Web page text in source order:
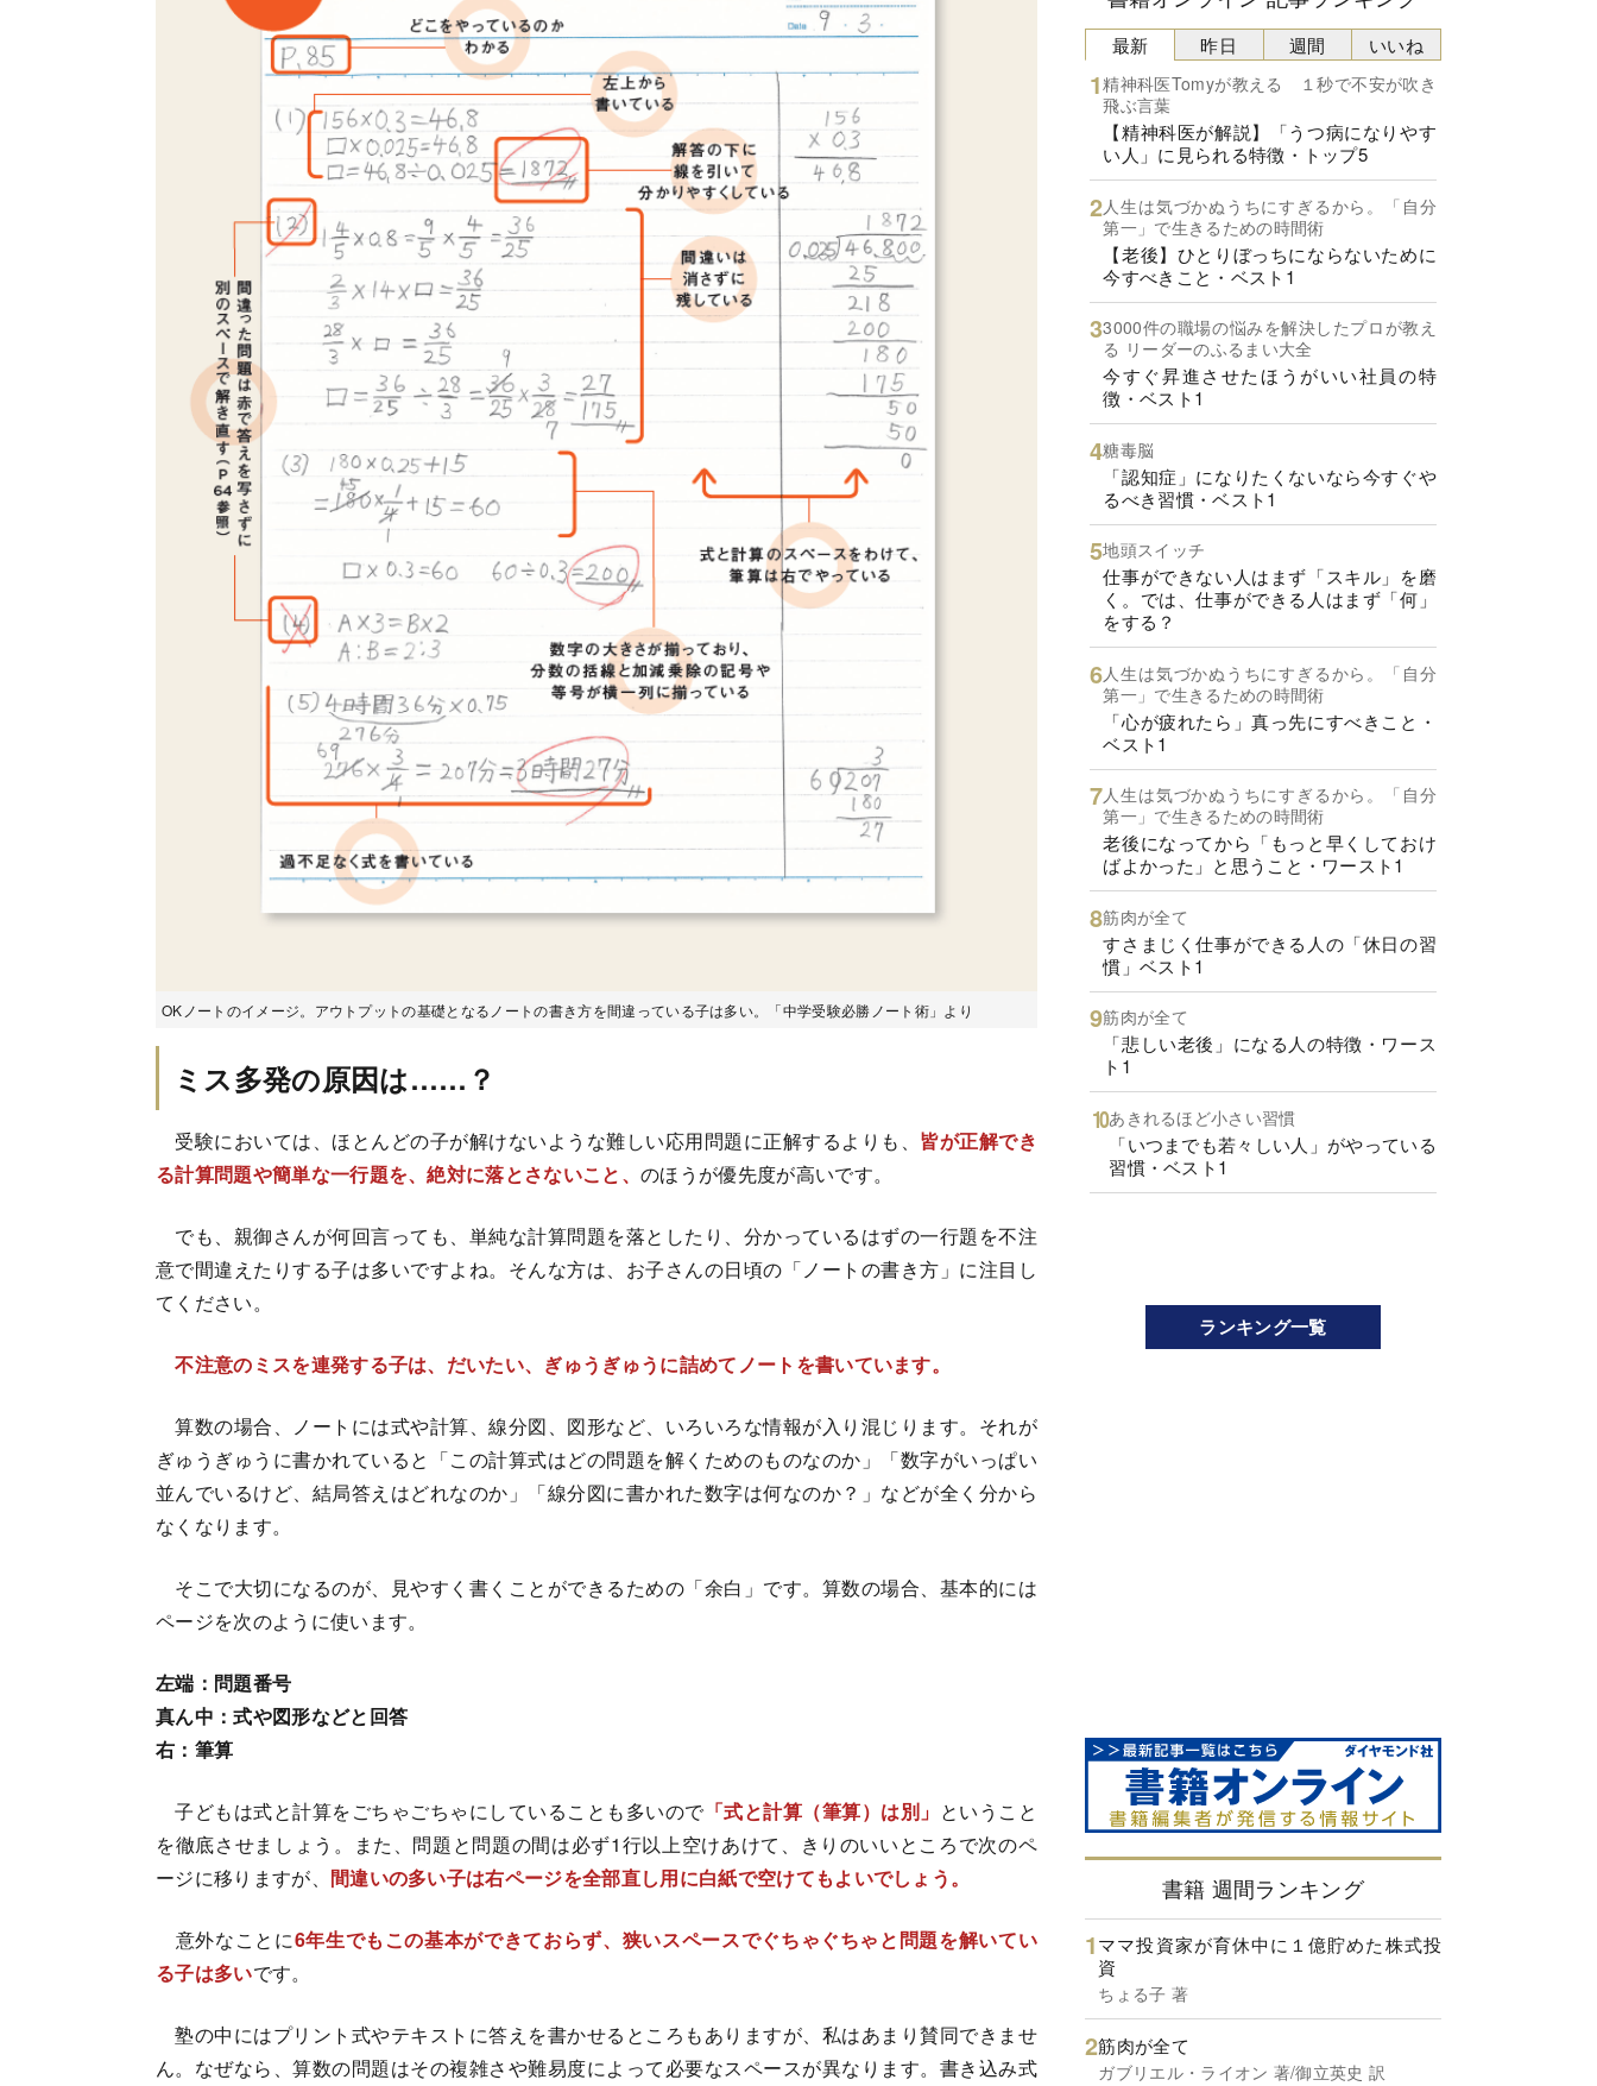
OKノートのイメージ。アウトプットの基礎となるノートの書き方を間違っている子は多い。「中学受験必勝ノート術」より
ミス多発の原因は……？
受験においては、ほとんどの子が解けないような難しい応用問題に正解するよりも、 皆が正解でき
る計算問題や簡単な一行題を、絶対に落とさないこと、 のほうが優先度が高いです。
でも、親御さんが何回言っても、単純な計算問題を落としたり、分かっているはずの一行題を不注
意で間違えたりする子は多いですよね。そんな方は、お子さんの日頃の「ノートの書き方」に注目し
てください。
不注意のミスを連発する子は、だいたい、ぎゅうぎゅうに詰めてノートを書いています。
算数の場合、ノートには式や計算、線分図、図形など、いろいろな情報が入り混じります。それが
ぎゅうぎゅうに書かれていると「この計算式はどの問題を解くためのものなのか」「数字がいっぱい
並んでいるけど、結局答えはどれなのか」「線分図に書かれた数字は何なのか？」などが全く分から
なくなります。
そこで大切になるのが、見やすく書くことができるための「余白」です。算数の場合、基本的には
ページを次のように使います。
左端：問題番号
真ん中：式や図形などと回答
右：筆算
子どもは式と計算をごちゃごちゃにしていることも多いので「式と計算（筆算）は別」 ということ
を徹底させましょう。また、問題と問題の間は必ず1行以上空けあけて、きりのいいところで次のペ
ージに移りますが、 間違いの多い子は右ページを全部直し用に白紙で空けてもよいでしょう。
意外なことに6年生でもこの基本ができておらず、狭いスペースでぐちゃぐちゃと問題を解いてい
る子は多いです。
塾の中にはプリント式やテキストに答えを書かせるところもありますが、私はあまり賛同できませ
ん。なぜなら、算数の問題はその複雑さや難易度によって必要なスペースが異なります。書き込み式
最新
精神科医Tomyが教える １秒で不安が吹き
飛ぶ言葉
【精神科医が解説】「うつ病になりやす
い人」に見られる特徴・トップ5
人生は気づかぬうちにすぎるから。「自分
第一」で生きるための時間術
【老後】ひとりぼっちにならないために
今すべきこと・ベスト1
3000件の職場の悩みを解決したプロが教え
る リーダーのふるまい大全
今すぐ昇進させたほうがいい社員の特
徴・ベスト1
糖毒脳
「認知症」になりたくないなら今すぐや
るべき習慣・ベスト1
地頭スイッチ
仕事ができない人はまず「スキル」を磨
く。では、仕事ができる人はまず「何」
をする？
人生は気づかぬうちにすぎるから。「自分
第一」で生きるための時間術
「心が疲れたら」真っ先にすべきこと・
ベスト1
人生は気づかぬうちにすぎるから。「自分
第一」で生きるための時間術
老後になってから「もっと早くしておけ
ばよかった」と思うこと・ワースト1
筋肉が全て
すさまじく仕事ができる人の「休日の習
慣」ベスト1
筋肉が全て
「悲しい老後」になる人の特徴・ワース
ト1
あきれるほど小さい習慣
「いつまでも若々しい人」がやっている
習慣・ベスト1
昨日 週間 いいね
ランキング一覧
書籍 週間ランキング
ママ投資家が育休中に１億貯めた株式投
資
ちょる子 著
筋肉が全て
ガブリエル・ライオン 著/御立英史 訳